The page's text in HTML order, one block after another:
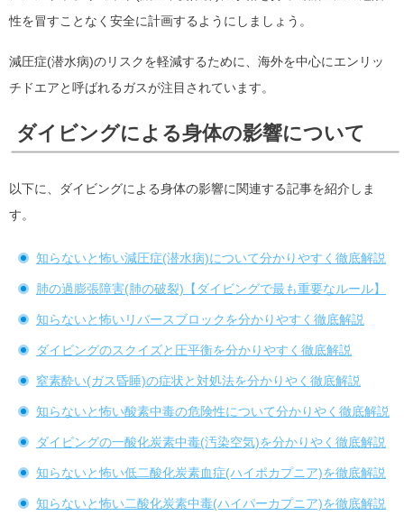
性を冒すことなく安全に計画するようにしましょう。
減圧症(潜水病)のリスクを軽減するために、海外を中心にエンリッ
チドエアと呼ばれるガスが注目されています。
ダイビングによる身体の影響について
以下に、ダイビングによる身体の影響に関連する記事を紹介しま
す。
知らないと怖い減圧症(潜水病)について分かりやすく徹底解説
肺の過膨張障害(肺の破裂)【ダイビングで最も重要なルール】
知らないと怖いリバースブロックを分かりやすく徹底解説
ダイビングのスクイズと圧平衡を分かりやすく徹底解説
窒素酔い(ガス昏睡)の症状と対処法を分かりやく徹底解説
知らないと怖い酸素中毒の危険性について分かりやく徹底解説
ダイビングの一酸化炭素中毒(汚染空気)を分かりやく徹底解説
知らないと怖い低二酸化炭素血症(ハイポカプニア)を徹底解説
知らないと怖い二酸化炭素中毒(ハイパーカプニア)を徹底解説